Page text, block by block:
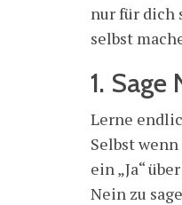
nur für dich
selbst
1. Sage
Lerne
Selbst
ein „Ja“
Nein zu